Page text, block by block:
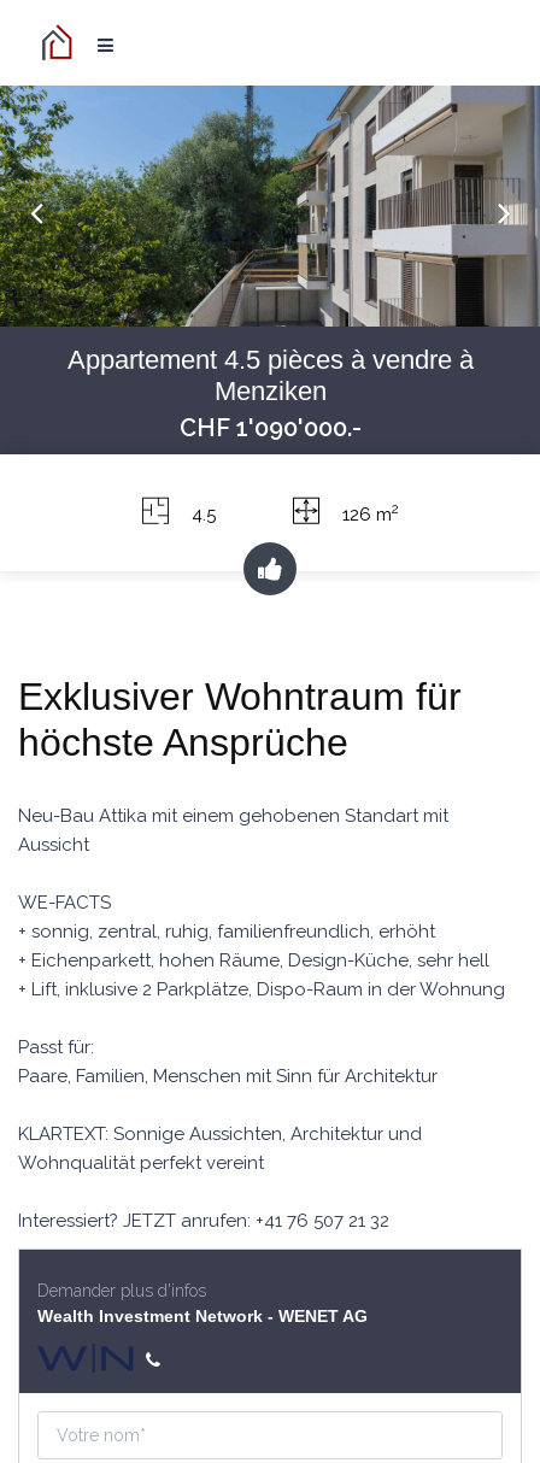
Appartement 4.5 pièces à vendre à
Menziken
CHF 1'090'000.-
4.5 126 m2
Exklusiver Wohntraum für
höchste Ansprüche
Neu-Bau Attika mit einem gehobenen Standart mit
Aussicht
WE-FACTS
+ sonnig, zentral, ruhig, familienfreundlich, erhöht
+ Eichenparkett, hohen Räume, Design-Küche, sehr hell
+ Lift, inklusive 2 Parkplätze, Dispo-Raum in der Wohnung
Passt für:
Paare, Familien, Menschen mit Sinn für Architektur
KLARTEXT: Sonnige Aussichten, Architektur und
Wohnqualität perfekt vereint
Interessiert? JETZT anrufen: +41 76 507 21 32
Demander plus d'infos
Wealth Investment Network - WENET AG